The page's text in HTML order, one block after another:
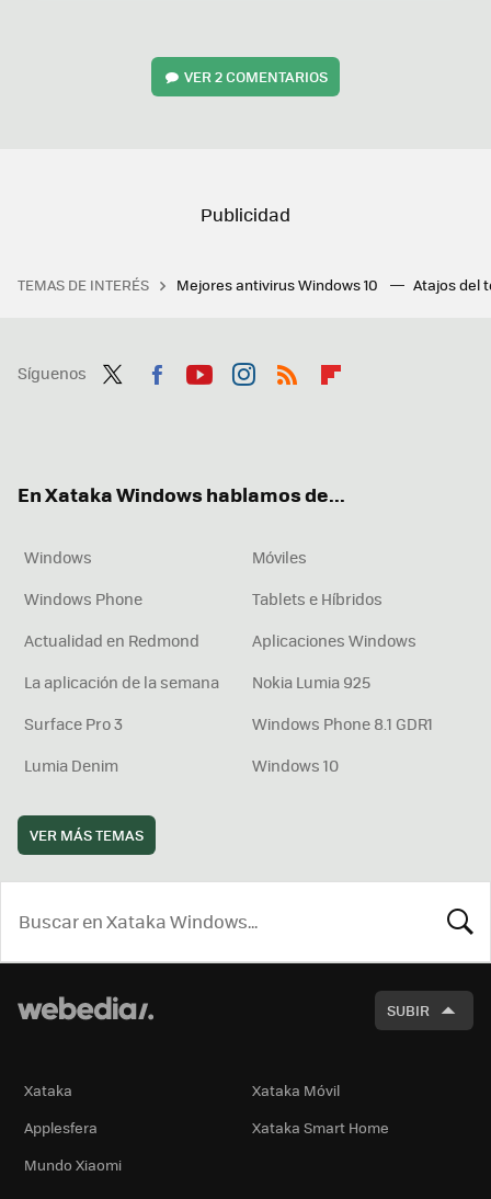
VER2 COMENTARIOS
TEMAS DE INTERÉS Mejores antivirus Windows 10 Atajos del
Síguenos
En Xataka Windows hablamos de...
Windows
Móviles
Windows Phone
Tablets e Híbridos
Actualidad en Redmond
Aplicaciones Windows
La aplicación de la semana
Nokia Lumia 925
Surface Pro 3
Windows Phone 8.1 GDR1
Lumia Denim
Windows 10
VER MÁS TEMAS
SUBIR
Xataka
Xataka Móvil
Applesfera
Xataka Smart Home
Mundo Xiaomi